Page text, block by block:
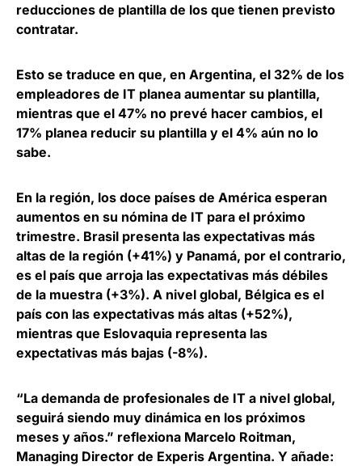
reducciones de plantilla de los que tienen previsto
contratar.
Esto se traduce en que, en Argentina, el 32% de los
empleadores de IT planea aumentar su plantilla,
mientras que el 47% no prevé hacer cambios, el
17% planea reducir su plantilla y el 4% aún no lo
sabe.
En la región, los doce países de América esperan
aumentos en su nómina de IT para el próximo
trimestre. Brasil presenta las expectativas más
altas de la región (+41%) y Panamá, por el contrario,
es el país que arroja las expectativas más débiles
de la muestra (+3%). A nivel global, Bélgica es el
país con las expectativas más altas (+52%),
mientras que Eslovaquia representa las
expectativas más bajas (-8%).
“La demanda de profesionales de IT a nivel global,
seguirá siendo muy dinámica en los próximos
meses y años.” reflexiona Marcelo Roitman,
Managing Director de Experis Argentina. Y añade: